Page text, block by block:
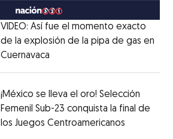
VIDEO: Así fue el momento exacto
de la explosión de la pipa de gas en
Cuernavaca
¡México se lleva el oro! Selección
Femenil Sub-23 conquista la final de
los Juegos Centroamericanos